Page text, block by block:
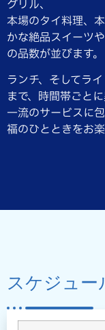
グリル、
本場のタイ料理、
かな絶品スイーツ
の品数が並びます。
ランチ、そしてラ
まで、時間帯ごと
一流のサービスに
福のひとときをお
スケジュー